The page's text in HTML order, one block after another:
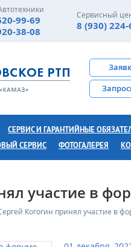
99-69
38-08
Сервисный
8 (930) 224-
СЕРВИС И ГАРАНТИЙНЫЕ
СЕРВИС ФОТОГАЛЕРЕЯ
участие в
Когогин принял участие в